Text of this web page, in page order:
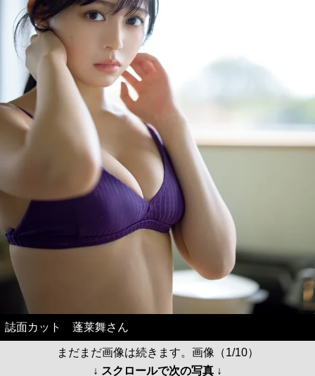
誌面カット 蓬莱舞さん
まだまだ画像は続きます。画像（1/10）
↓ スクロールで次の写真 ↓